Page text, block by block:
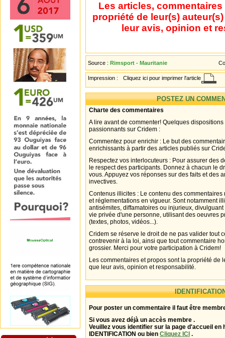
Les articles,
propriété de leur(s)
leur avis, opinion et
Source : Rimsport - Mauritanie
Impression : Cliquez ici pour imprimer l'article
POSTEZ UN
Charte des commentaires
A lire avant de commenter! Quelques
passionnants sur Cridem :
Commentez pour enrichir : Le but des
enrichissants à partir des articles publiés sur
Respectez vos interlocuteurs : Pour assurer des
le respect des participants. Donnez à chacun le
vous. Appuyez vos réponses sur des faits et des
invectives.
Contenus illicites : Le contenu des
et réglementations en vigueur. Sont notamment
antisémites, diffamatoires ou injurieux,
vie privée d'une personne, utilisant des oeuvres
(textes, photos, vidéos...).
Cridem se réserve le droit de ne pas valider tout
contrevenir à la loi, ainsi que tout commentaire
grossier. Merci pour votre participation à Cridem!
Les commentaires et propos sont la propriété de
que leur avis, opinion et responsabilité.
Pour poster un commentaire il faut être
Si vous avez déjà un accès membre .
Veuillez vous identifier sur la page d'accueil en
IDENTIFICATION ou bien Cliquez ICI .